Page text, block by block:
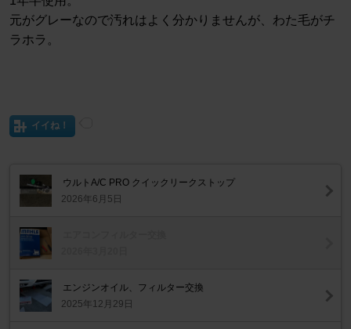
元がグレーなので汚れはよく分かりませんが、わた毛がチ
ラホラ。
イイね！
ウルトA/C PRO クイックリークストップ
2026年6月5日
エンジンオイル、フィルター交換
2025年12月29日